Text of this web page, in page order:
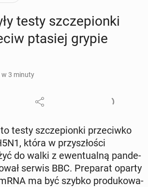
testy szcze­pion­ki
ptasiej grypie
w 3 minuty
testy szcze­pion­ki prze­ciw­ko
która w przy­szło­ści
do walki z ewen­tu­al­ną pan­de­
serwis BBC. Pre­pa­rat oparty
ma być szybko pro­du­ko­wa­